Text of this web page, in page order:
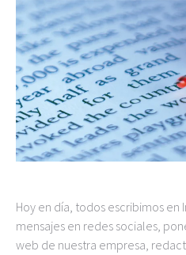
Hoy en día, todos escribimos
mensajes en redes sociales,
web de nuestra empresa,